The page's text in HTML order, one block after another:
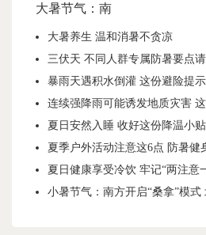
大暑节气：南
大暑养生 温和消暑不贪凉
三伏天 不同人群专属防暑要点
暴雨天遇积水倒灌 这份避险提
连续强降雨可能诱发地质灾害
夏日安然入睡 收好这份降温小
夏季户外活动注意这6点 防暑健
夏日健康享受冷饮 牢记“两注意
小暑节气：南方开启“桑拿”模